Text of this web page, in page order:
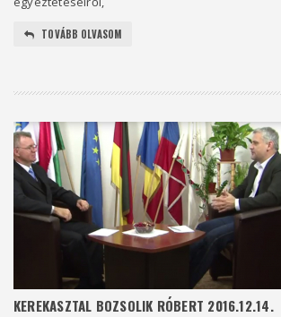
TOVÁBB OLVASOM
KEREKASZTAL BOZSOLIK RÓBERT 2016.12.14.